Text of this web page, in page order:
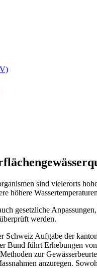
sind vielerorts
höhere
gesetzliche
werden.
Schweiz Aufgabe der
Bund führt Erhebungen
zur
anzuregen.